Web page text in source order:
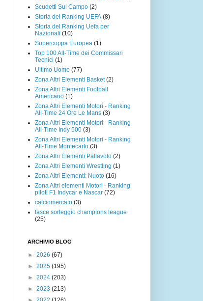
Scudetti Sul Campo (2)
Storia del Ranking UEFA (8)
Storia del Ranking Uefa per
Nazionali (10)
Supercoppa Europea (1)
Top 100 All-Time dei Commissari
Tecnici (1)
Ultimo Uomo (77)
Zona Altri Elementi Basket (2)
Zona Altri Elementi Football
Americano (1)
Zona Altri Elementi Motori - Ranking
All-Time 24 Ore Le Mans (3)
Zona Altri Elementi Motori - Ranking
All-Time Indy 500 (3)
Zona Altri Elementi Motori - Ranking
All-Time Montecarlo (3)
Zona Altri Elementi Pallavolo (2)
Zona Altri Elementi Wrestling (1)
Zona Altri Elementi: Nuoto (16)
Zona Altri elementi Motori - Ranking
piloti F1 Indycar e Nascar (72)
calciomercato (3)
fasce sorteggio champions league
(25)
ARCHIVIO BLOG
► 2026 (67)
► 2025 (195)
► 2024 (203)
► 2023 (213)